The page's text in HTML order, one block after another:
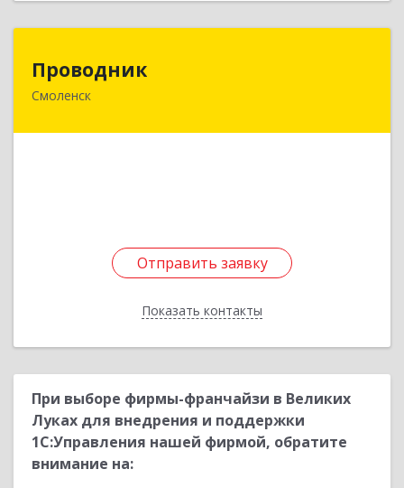
Проводник
Смоленск
Отправить заявку
Показать контакты
Отправить заявку
Назад
При выборе фирмы-франчайзи в Великих
Луках для внедрения и поддержки
1С:Управления нашей фирмой, обратите
внимание на: